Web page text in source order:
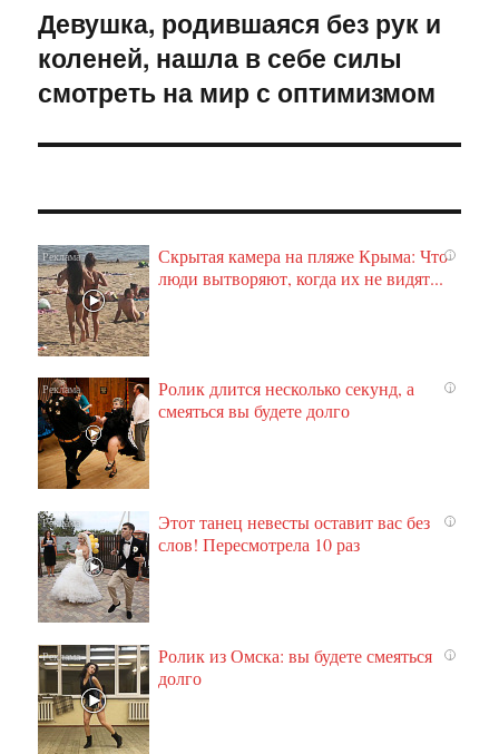
Следующая
запись:
Девушка, родившаяся без рук и
коленей, нашла в себе силы
смотреть на мир с оптимизмом
i
Скрытая камера на пляже Крыма: Что
люди вытворяют, когда их не видят...
i
Ролик длится несколько секунд, а
смеяться вы будете долго
i
Этот танец невесты оставит вас без
слов! Пересмотрела 10 раз
i
Ролик из Омска: вы будете смеяться
долго